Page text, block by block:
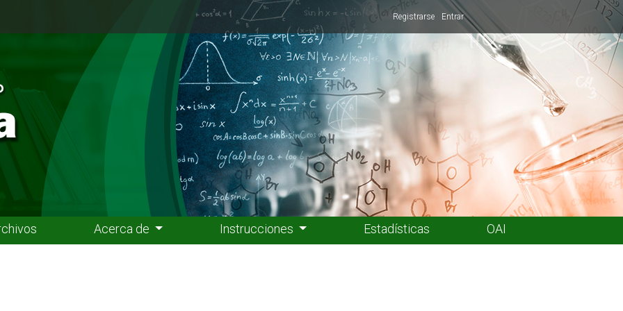
Registrarse Entrar
Acerca de Instrucciones Estadísticas OAI